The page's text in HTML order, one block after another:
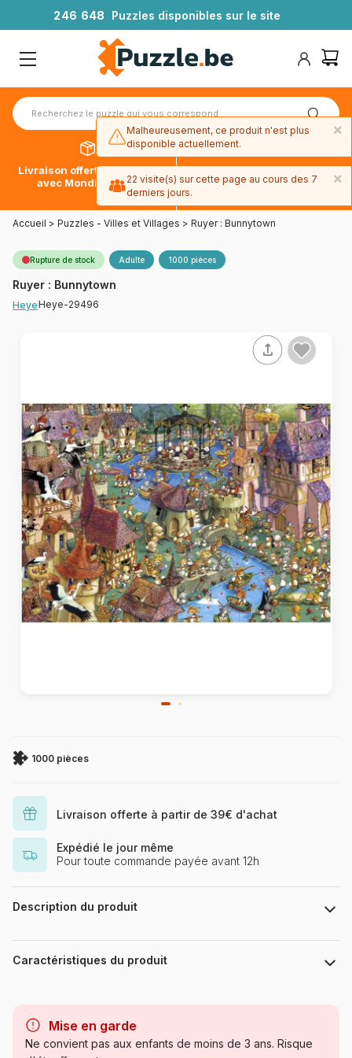
246 648 Puzzles disponibles sur le site
Livraison offerte dès 39€*
avec Mondial Relay
Paiement en 4x sans frais
avec Paypal
Accueil > Puzzles - Villes et Villages > Ruyer : Bunnytown
Rupture de stock Adulte 1000 pièces
Ruyer : Bunnytown
HeyeHeye-29496
1000 pièces
Livraison offerte à partir de 39€ d'achat
Expédié le jour même
Pour toute commande payée avant 12h
Description du produit
Puzzle 1000 pièces. Bunnytown de la marque HEYE, de la
série Cartoon Boîte triangulaire et de l'artiste François Ruyer -
Dimensions du puzzle monté : 50 cm x 70 cm - Label FSC (ce
procédures garantissant la gestion durable des forêts)
Caractéristiques du produit
Mise en garde
Ne convient pas aux enfants de moins de 3 ans. Risque
×
Malheureusement, ce produit n'est plus
disponible actuellement.
×
22 visite(s) sur cette page au cours des 7
derniers jours.